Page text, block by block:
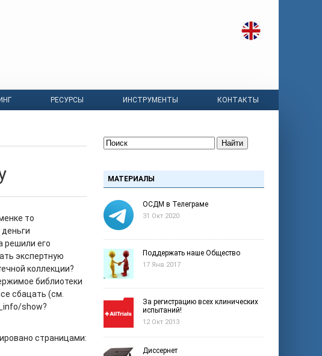
РЕСУРСЫ ИНСТРУМЕНТЫ КОНТАКТЫ
то
решили его
экспертную
коллекции?
библиотеки
сбацать (см.
show?
страницами:
Найти
МАТЕРИАЛЫ
ОСДМ в Телеграме
31 Окт 2020
Поддержать наше Общество
17 Янв 2017
За регистрацию всех клинических
испытаний!
12 Окт 2013
Диссернет